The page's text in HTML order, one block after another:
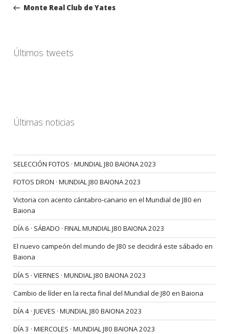
entradas
PostMonte Real Club de Yates
Últimos tweets
Últimas noticias
SELECCIÓN FOTOS · MUNDIAL J80 BAIONA 2023
FOTOS DRON · MUNDIAL J80 BAIONA 2023
Victoria con acento cántabro-canario en el Mundial de J80 en
Baiona
DÍA 6 · SÁBADO · FINAL MUNDIAL J80 BAIONA 2023
El nuevo campeón del mundo de J80 se decidirá este sábado en
Baiona
DÍA 5 · VIERNES · MUNDIAL J80 BAIONA 2023
Cambio de líder en la recta final del Mundial de J80 en Baiona
DÍA 4 · JUEVES · MUNDIAL J80 BAIONA 2023
DÍA 3 · MIERCOLES · MUNDIAL J80 BAIONA 2023